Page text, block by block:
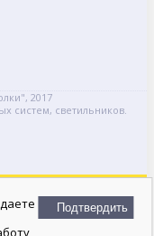
2017
систем, светильников.
Подтвердить